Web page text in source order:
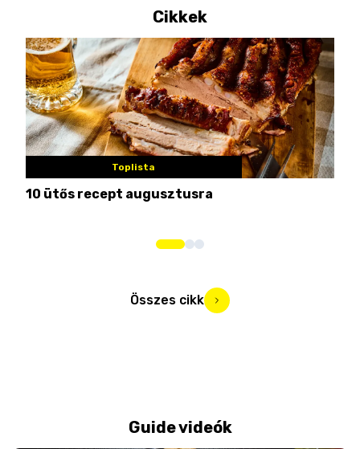
Cikkek
Toplista
10 ütős recept augusztusra
Összes cikk
Guide videók